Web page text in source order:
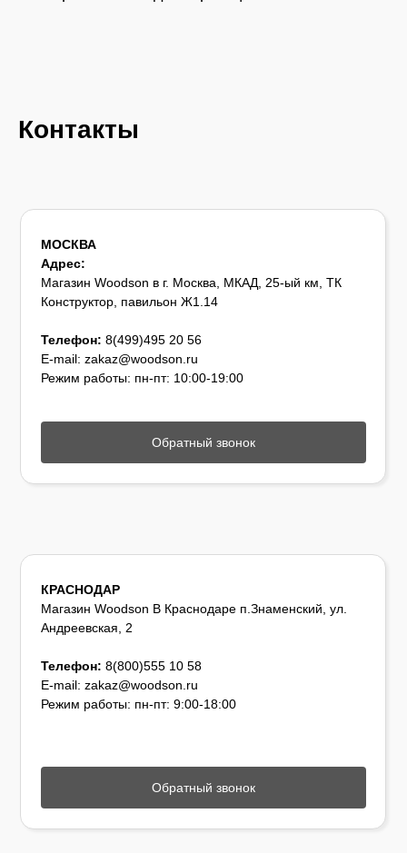
Контакты
МОСКВА
Адрес:
Магазин Woodson в г. Москва, МКАД, 25-ый км, ТК
Конструктор, павильон Ж1.14
Телефон: 8(499)495 20 56
E-mail: zakaz@woodson.ru
Режим работы: пн-пт: 10:00-19:00
Обратный звонок
КРАСНОДАР
Магазин Woodson В Краснодаре п.Знаменский, ул.
Андреевская, 2
Телефон: 8(800)555 10 58
E-mail: zakaz@woodson.ru
Режим работы: пн-пт: 9:00-18:00
Обратный звонок